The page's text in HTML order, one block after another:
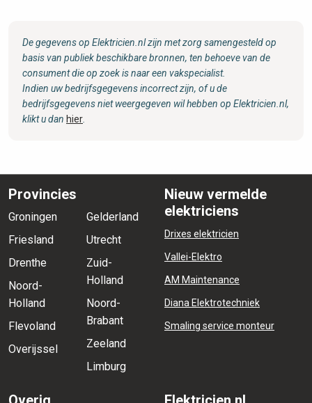
De gegevens op Elektricien.nl zijn met zorg samengesteld op
basis van publiek beschikbare bronnen, ten behoeve van de
consument die op zoek is naar een vakspecialist.
Indien uw bedrijfsgegevens incorrect zijn, of u de
bedrijfsgegevens niet weergegeven wil hebben op Elektricien.nl,
klikt u dan hier
Provincies
Groningen
Friesland
Drenthe
Noord-
Holland
Flevoland
Overijssel
Gelderland
Utrecht
Zuid-
Holland
Noord-
Brabant
Zeeland
Limburg
Nieuw vermelde
elektriciens
Drixes elektricien
Vallei-Elektro
AM Maintenance
Diana Elektrotechniek
Smaling service monteur